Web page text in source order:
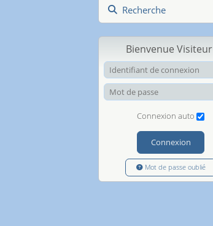
Recherche
Bienvenue Visiteur
Connexion auto
Connexion
Mot de passe oublié